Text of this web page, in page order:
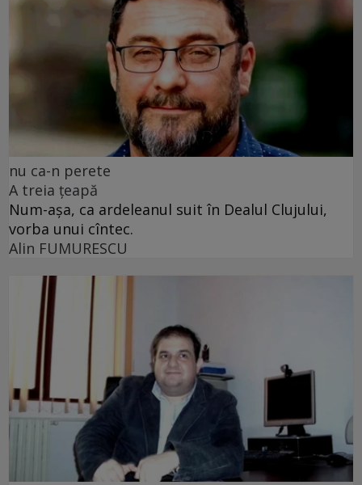
nu ca-n perete
A treia țeapă
Num-așa, ca ardeleanul suit în Dealul Clujului,
vorba unui cîntec.
Alin FUMURESCU